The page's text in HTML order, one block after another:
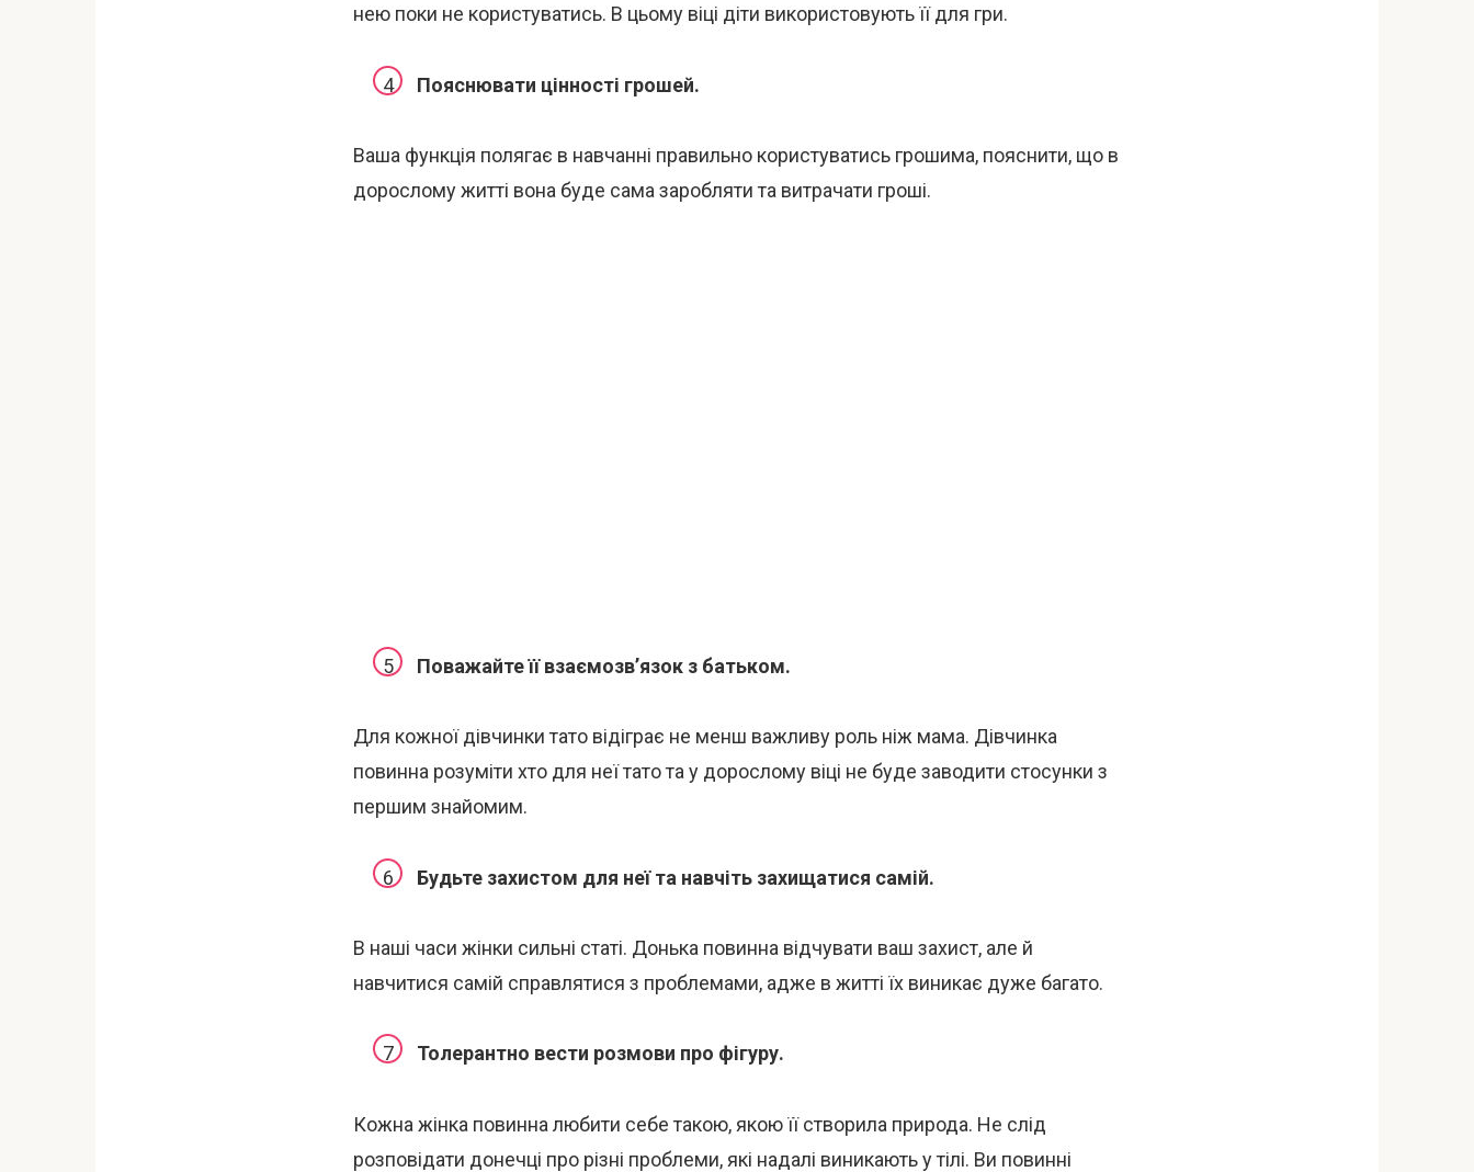
нею поки не користуватись. В цьому віці діти використовують її для гри.
Пояснювати цінності грошей.
Ваша функція полягає в навчанні правильно користуватись грошима, пояснити, що в
дорослому житті вона буде сама заробляти та витрачати гроші.
Поважайте її взаємозв’язок з батьком.
Для кожної дівчинки тато відіграє не менш важливу роль ніж мама. Дівчинка
повинна розуміти хто для неї тато та у дорослому віці не буде заводити стосунки з
першим знайомим.
Будьте захистом для неї та навчіть захищатися самій.
В наші часи жінки сильні статі. Донька повинна відчувати ваш захист, але й
навчитися самій справлятися з проблемами, адже в житті їх виникає дуже багато.
Толерантно вести розмови про фігуру.
Кожна жінка повинна любити себе такою, якою її створила природа. Не слід
розповідати донечці про різні проблеми, які надалі виникають у тілі. Ви повинні